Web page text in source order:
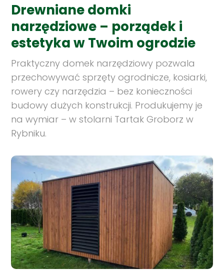
Drewniane domki
narzędziowe – porządek i
estetyka w Twoim ogrodzie
Praktyczny domek narzędziowy pozwala
przechowywać sprzęty ogrodnicze, kosiarki,
rowery czy narzędzia – bez konieczności
budowy dużych konstrukcji. Produkujemy je
na wymiar – w stolarni Tartak Groborz w
Rybniku.